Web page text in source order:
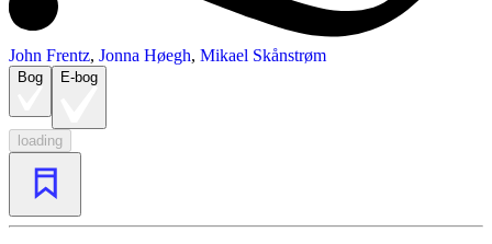
John Frentz, Jonna Høegh, Mikael Skånstrøm
Bog E-bog
loading